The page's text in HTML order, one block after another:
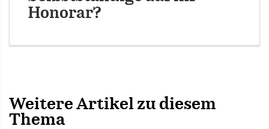
Honorar?
Weitere Artikel zu diesem
Thema